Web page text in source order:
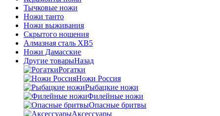
Тычковые ножи
Ножи танто
Ножи выживания
Скрытого ношения
Алмазная сталь ХВ5
Ножи Дамасские
Другие товарыНазад
Рогатки
Ножи Россия
Рыбацкие ножи
Филейные ножи
Опасные бритвы
Аксессуары